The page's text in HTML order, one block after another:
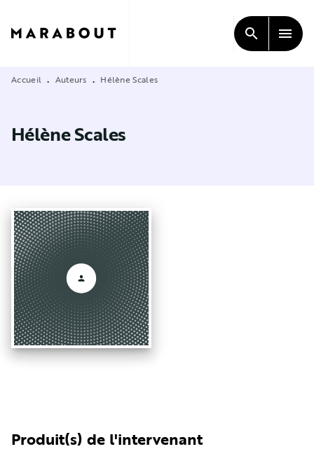
CONTENU
search menu
Accueil • Auteurs • Hélène Scales
Hélène Scales
Produit(s) de l'intervenant